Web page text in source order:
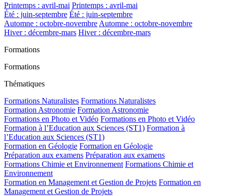
Printemps : avril-mai Printemps : avril-mai
Été : juin-septembre Été : juin-septembre
Automne : octobre-novembre Automne : octobre-novembre
Hiver : décembre-mars Hiver : décembre-mars
Formations
Formations
Thématiques
Formations Naturalistes Formations Naturalistes
Formation Astronomie Formation Astronomie
Formations en Photo et Vidéo Formations en Photo et Vidéo
Formation à l’Education aux Sciences (ST1) Formation à
l’Education aux Sciences (ST1)
Formation en Géologie Formation en Géologie
Préparation aux examens Préparation aux examens
Formations Chimie et Environnement Formations Chimie et
Environnement
Formation en Management et Gestion de Projets Formation en
Management et Gestion de Projets